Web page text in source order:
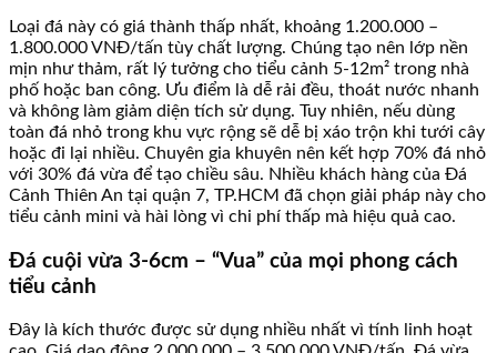
Loại đá này có giá thành thấp nhất, khoảng 1.200.000 –
1.800.000 VNĐ/tấn tùy chất lượng. Chúng tạo nên lớp nền
mịn như thảm, rất lý tưởng cho tiểu cảnh 5-12m² trong nhà
phố hoặc ban công. Ưu điểm là dễ rải đều, thoát nước nhanh
và không làm giảm diện tích sử dụng. Tuy nhiên, nếu dùng
toàn đá nhỏ trong khu vực rộng sẽ dễ bị xáo trộn khi tưới cây
hoặc đi lại nhiều. Chuyên gia khuyên nên kết hợp 70% đá nhỏ
với 30% đá vừa để tạo chiều sâu. Nhiều khách hàng của Đá
Cảnh Thiên An tại quận 7, TP.HCM đã chọn giải pháp này cho
tiểu cảnh mini và hài lòng vì chi phí thấp mà hiệu quả cao.
Đá cuội vừa 3-6cm – “Vua” của mọi phong cách
tiểu cảnh
Đây là kích thước được sử dụng nhiều nhất vì tính linh hoạt